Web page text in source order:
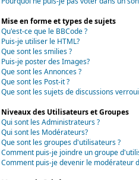
Mise en forme et types de sujets
Qu'est-ce que le BBCode ?
Puis-je utiliser le HTML?
Que sont les smilies ?
Puis-je poster des Images?
Que sont les Annonces ?
Que sont les Post-it ?
Que sont les sujets de discussions
Niveaux des Utilisateurs et Groupes
Qui sont les Administrateurs ?
Qui sont les Modérateurs?
Que sont les groupes d'utilisateurs ?
Comment puis-je joindre un groupe
Comment puis-je devenir le modérateur